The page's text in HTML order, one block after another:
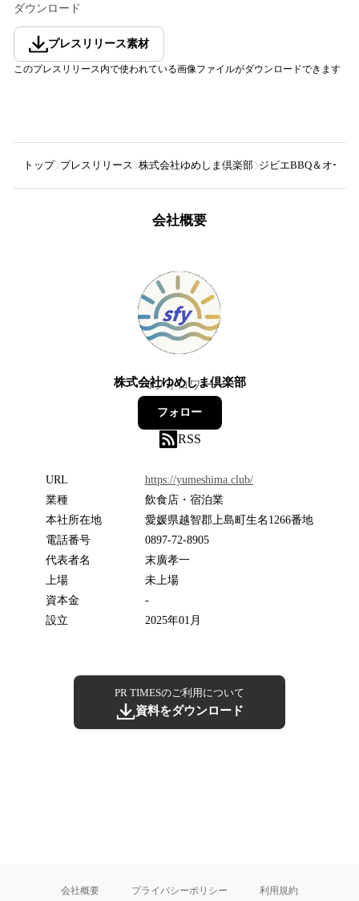
ダウンロード
プレスリリース素材
このプレスリリース内で使われている画像ファイルがダウンロードできます
トップ プレスリリース 株式会社ゆめしま倶楽部 ジビエBBQ＆オート
会社概要
株式会社ゆめしま倶楽部
0フォロワー
フォロー
RSS
URL
https://yumeshima.club/
業種
飲食店・宿泊業
本社所在地
愛媛県越智郡上島町生名1266番地
電話番号
0897-72-8905
代表者名
末廣孝一
上場
未上場
資本金
-
設立
2025年01月
PR TIMESのご利用について
資料をダウンロード
会社概要 プライバシーポリシー 利用規約